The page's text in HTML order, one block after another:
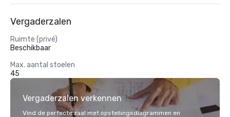
Vergaderzalen
Ruimte (privé)
Beschikbaar
Max. aantal stoelen
45
Vergaderzalen verkennen
Vind de perfecte zaal met opstellingsdiagrammen en